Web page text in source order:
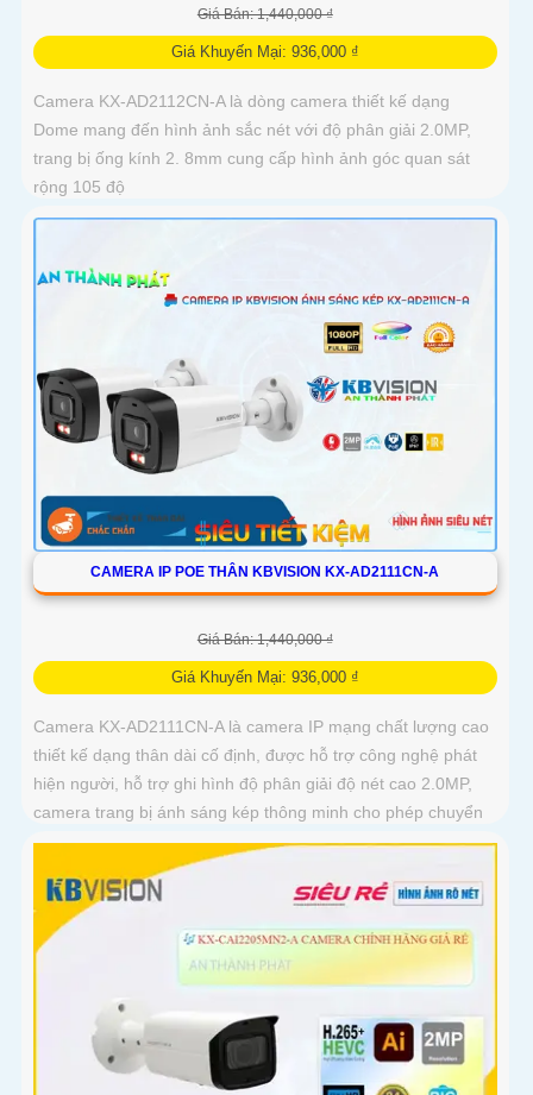
Giá Bán: 1,440,000 ₫
Giá Khuyến Mại: 936,000 ₫
Camera KX-AD2112CN-A là dòng camera thiết kế dạng
Dome mang đến hình ảnh sắc nét với độ phân giải 2.0MP,
trang bị ống kính 2. 8mm cung cấp hình ảnh góc quan sát
rộng 105 độ
CAMERA IP POE THÂN KBVISION KX-AD2111CN-A
Giá Bán: 1,440,000 ₫
Giá Khuyến Mại: 936,000 ₫
Camera KX-AD2111CN-A là camera IP mạng chất lượng cao
thiết kế dạng thân dài cố định, được hỗ trợ công nghệ phát
hiện người, hỗ trợ ghi hình độ phân giải độ nét cao 2.0MP,
camera trang bị ánh sáng kép thông minh cho phép chuyển
đổi linh hoạt giữa chế độ hồng ngoại và led trợ sáng ban
đêm, giúp giám sát bảo vệ an ninh ban đêm một cách linh
hoạt